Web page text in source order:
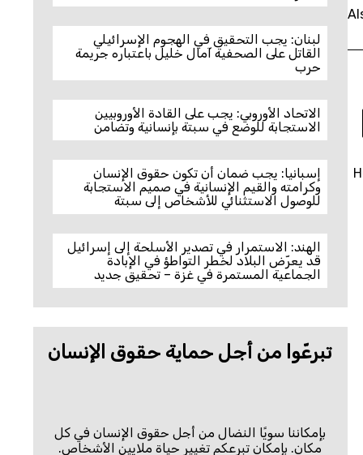
لبنان: يجب التحقيق في الهجوم الإسرائيلي
القاتل على الصحفية آمال خليل باعتباره جريمة
حرب
الاتحاد الأوروبي: يجب على القادة الأوروبيين
الاستجابة للوضع في سبتة بإنسانية وتضامن
إسبانيا: يجب ضمان أن تكون حقوق الإنسان
وكرامته والقيم الإنسانية في صميم الاستجابة
للوصول الاستثنائي للأشخاص إلى سبتة
الهند: الاستمرار في تصدير الأسلحة إلى إسرائيل
قد يعرّض البلاد لخطر التواطؤ في الإبادة
الجماعية المستمرة في غزة – تحقيق جديد
تبرعّوا من أجل حماية حقوق الإنسان
بإمكاننا سويًا النضال من أجل حقوق الإنسان في كل
مكان. بإمكان تبرعكم تغيير حياة ملايين الأشخاص.